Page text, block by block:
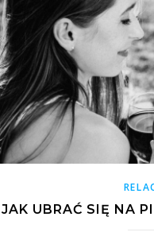
JAK UBRAĆ SIĘ NA